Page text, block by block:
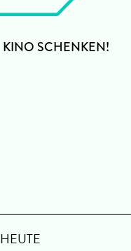
KINO SCHENKEN!
HEUTE